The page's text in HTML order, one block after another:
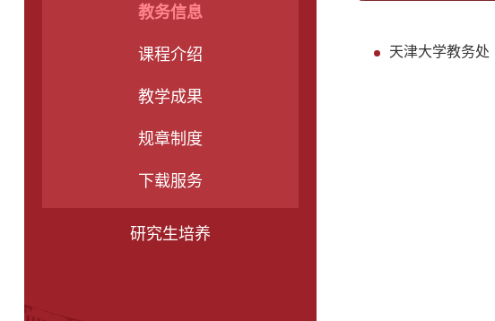
天津大学教务处
教务信息
课程介绍
教学成果
规章制度
下载服务
研究生培养